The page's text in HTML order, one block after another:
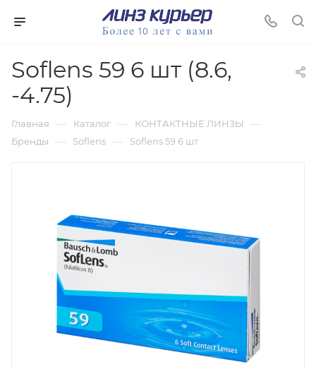
Soflens 59 6 шт (8.6,
-4.75)
Главная — Каталог — КОНТАКТНЫЕ ЛИНЗЫ —
Бренды — Soflens — Soflens 59 6 шт